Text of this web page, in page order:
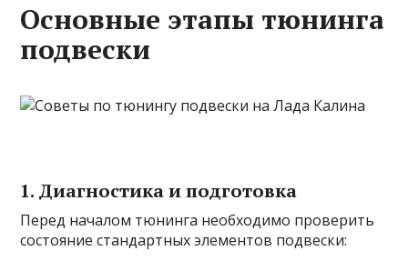
Основные этапы тюнинга
подвески
1. Диагностика и подготовка
Перед началом тюнинга необходимо проверить
состояние стандартных элементов подвески: